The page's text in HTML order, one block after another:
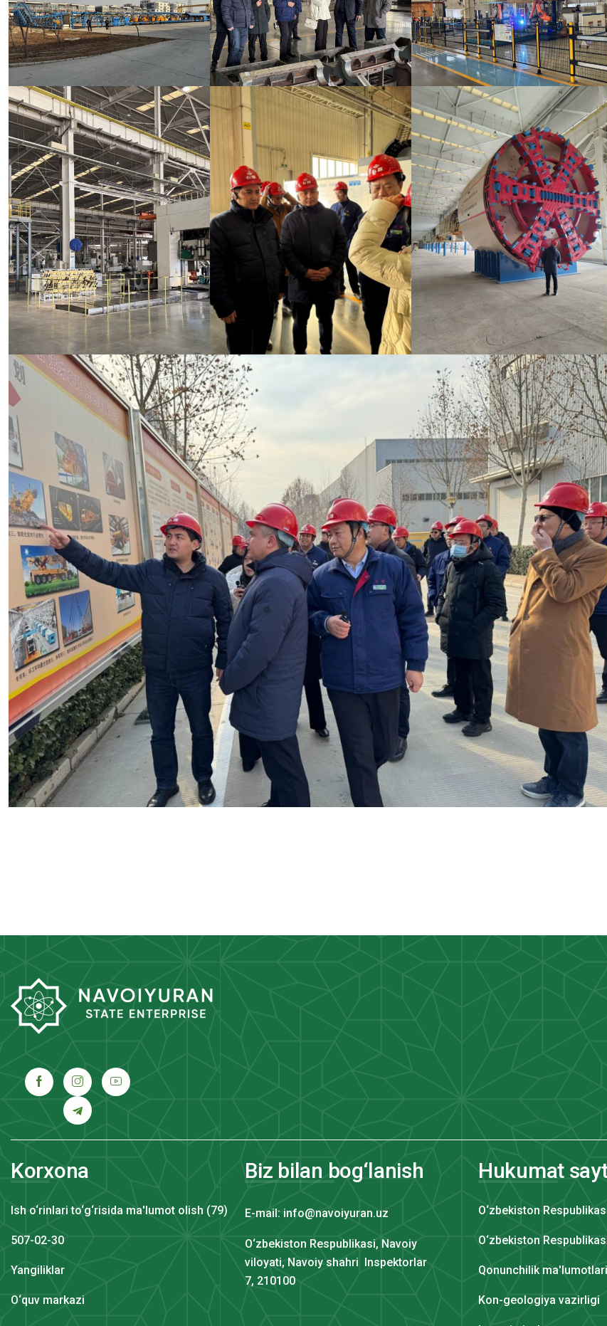
Korxona
Ish o‘rinlari to‘g‘risida ma'lumot olish (79)
507-02-30
Yangiliklar
O‘quv markazi
Biz bilan bog‘lanish
E-mail: info@navoiyuran.uz
O‘zbekiston Respublikasi, Navoiy
viloyati, Navoiy shahri Inspektorlar
7, 210100
Hukumat
O‘zbekiston
O‘zbekiston
Qonunchilik
Kon-geologiya vazirligi